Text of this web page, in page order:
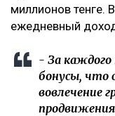
миллионов тенге.
ежедневный
- За каждого
бонусы, что
вовлечение